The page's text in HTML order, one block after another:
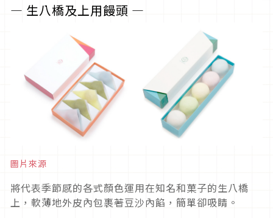
― 生八橋及上用饅頭 ―
圖片來源
將代表季節感的各式顏色運用在知名和菓子的生八橋
上，軟薄地外皮內包裹著豆沙內餡，簡單卻吸睛。